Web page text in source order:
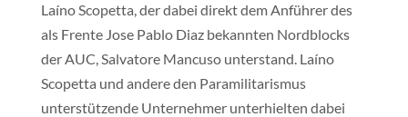
Laíno Scopetta, der dabei direkt dem Anführer des
als Frente Jose Pablo Diaz bekannten Nordblocks
der AUC, Salvatore Mancuso unterstand. Laíno
Scopetta und andere den Paramilitarismus
unterstützende Unternehmer unterhielten dabei